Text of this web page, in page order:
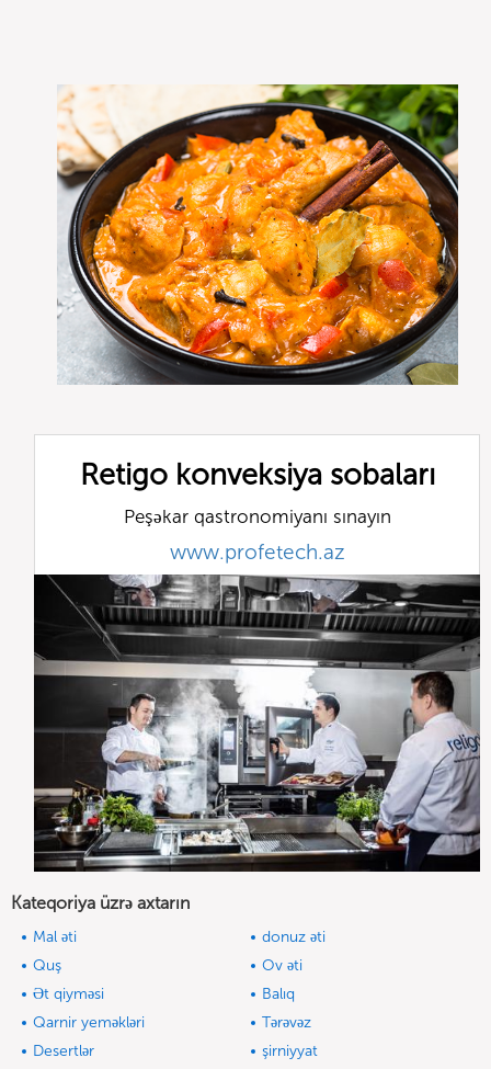
Retigo konveksiya sobaları
Peşəkar qastronomiyanı sınayın
www.profetech.az
Kateqoriya üzrə axtarın
Mal əti
donuz əti
Quş
Ov əti
Ət qiyməsi
Balıq
Qarnir yeməkləri
Tərəvəz
Desertlər
şirniyyat